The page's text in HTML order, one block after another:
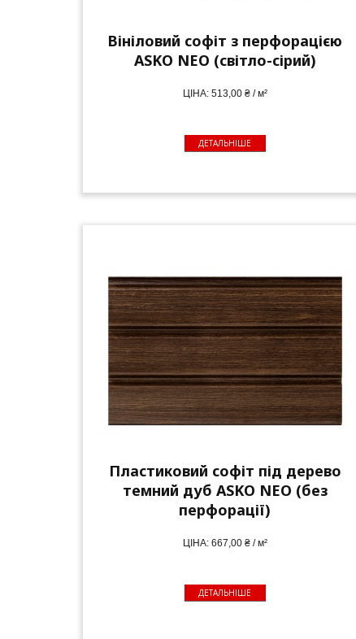
Вініловий софіт з перфорацією
ASKO NEO (світло-сірий)
ЦІНА: 513,00 ₴ / м²
ДЕТАЛЬНІШЕ
Пластиковий софіт під дерево
темний дуб ASKO NEO (без
перфорації)
ЦІНА: 667,00 ₴ / м²
ДЕТАЛЬНІШЕ